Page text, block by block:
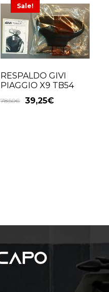
Sale!
RESPALDO GIVI
PIAGGIO X9 TB54
78,50€ 39,25€